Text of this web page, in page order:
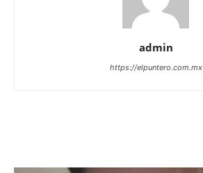
admin
https://elpuntero.com.mx